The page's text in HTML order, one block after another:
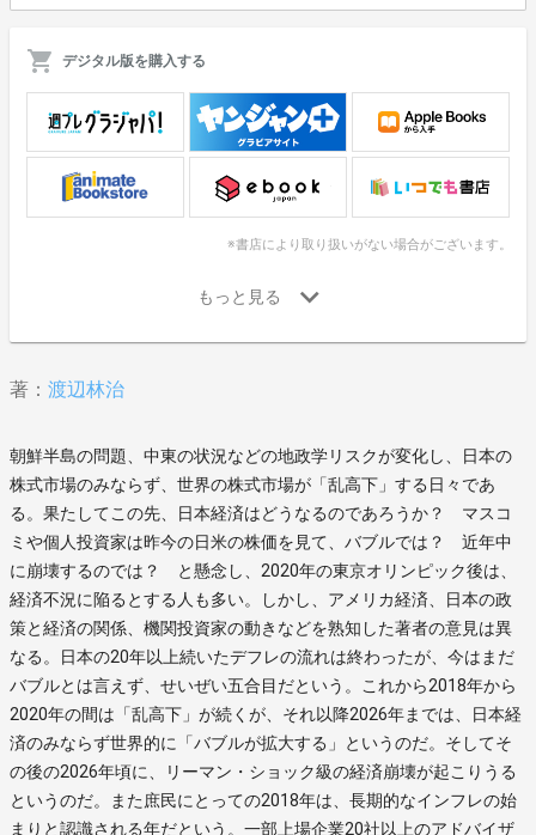
デジタル版を購入する
※書店により取り扱いがない場合がございます。
著： 渡辺林治
朝鮮半島の問題、中東の状況などの地政学リスクが変化し、日本の
株式市場のみならず、世界の株式市場が「乱高下」する日々であ
る。果たしてこの先、日本経済はどうなるのであろうか？ マスコ
ミや個人投資家は昨今の日米の株価を見て、バブルでは？ 近年中
に崩壊するのでは？ と懸念し、2020年の東京オリンピック後は、
経済不況に陥るとする人も多い。しかし、アメリカ経済、日本の政
策と経済の関係、機関投資家の動きなどを熟知した著者の意見は異
なる。日本の20年以上続いたデフレの流れは終わったが、今はまだ
バブルとは言えず、せいぜい五合目だという。これから2018年から
2020年の間は「乱高下」が続くが、それ以降2026年までは、日本経
済のみならず世界的に「バブルが拡大する」というのだ。そしてそ
の後の2026年頃に、リーマン・ショック級の経済崩壊が起こりうる
というのだ。また庶民にとっての2018年は、長期的なインフレの始
まりと認識される年だという。一部上場企業20社以上のアドバイザ